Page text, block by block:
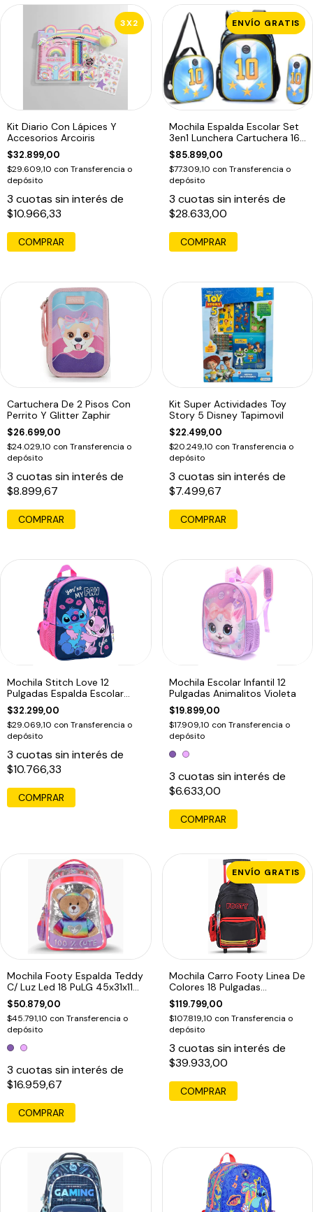
3X2
Kit Diario Con Lápices Y
Accesorios Arcoiris
$32.899,00
$29.609,10 con Transferencia o
depósito
3 cuotas sin interés de
$10.966,33
ENVÍO GRATIS
Mochila Espalda Escolar Set
3en1 Lunchera Cartuchera 16
Celeste Y Blanca Futbol
$85.899,00
$77.309,10 con Transferencia o
depósito
3 cuotas sin interés de
$28.633,00
Cartuchera De 2 Pisos Con
Perrito Y Glitter Zaphir
$26.699,00
$24.029,10 con Transferencia o
depósito
3 cuotas sin interés de
$8.899,67
COMPRAR
Kit Super Actividades Toy
Story 5 Disney Tapimovil
$22.499,00
$20.249,10 con Transferencia o
depósito
3 cuotas sin interés de
$7.499,67
Mochila Stitch Love 12
Pulgadas Espalda Escolar
Azul
$32.299,00
$29.069,10 con Transferencia o
depósito
3 cuotas sin interés de
$10.766,33
Mochila Escolar Infantil 12
Pulgadas Animalitos Violeta
$19.899,00
$17.909,10 con Transferencia o
depósito
3 cuotas sin interés de
$6.633,00
COMPRAR
Mochila Footy Espalda Teddy
C/ Luz Led 18 PuLG 45x31x11
Violeta
$50.879,00
$45.791,10 con Transferencia o
depósito
3 cuotas sin interés de
$16.959,67
COMPRAR
ENVÍO GRATIS
Mochila Carro Footy Linea De
Colores 18 Pulgadas
48x30x22cm Rojo
$119.799,00
$107.819,10 con Transferencia o
depósito
3 cuotas sin interés de
$39.933,00